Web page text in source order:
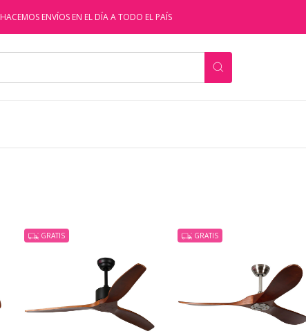
HACEMOS ENVÍOS EN EL DÍA A TODO EL PAÍS
GRATIS GRATIS